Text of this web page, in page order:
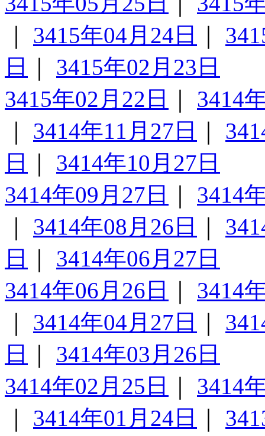
3415年04月24日
日
3415年02月23日
3415年02月22日
3414
3414年11月27日
日
3414年10月27日
3414年09月27日
3414
3414年08月26日
日
3414年06月27日
3414年06月26日
3414
3414年04月27日
日
3414年03月26日
3414年02月25日
3414
3414年01月24日